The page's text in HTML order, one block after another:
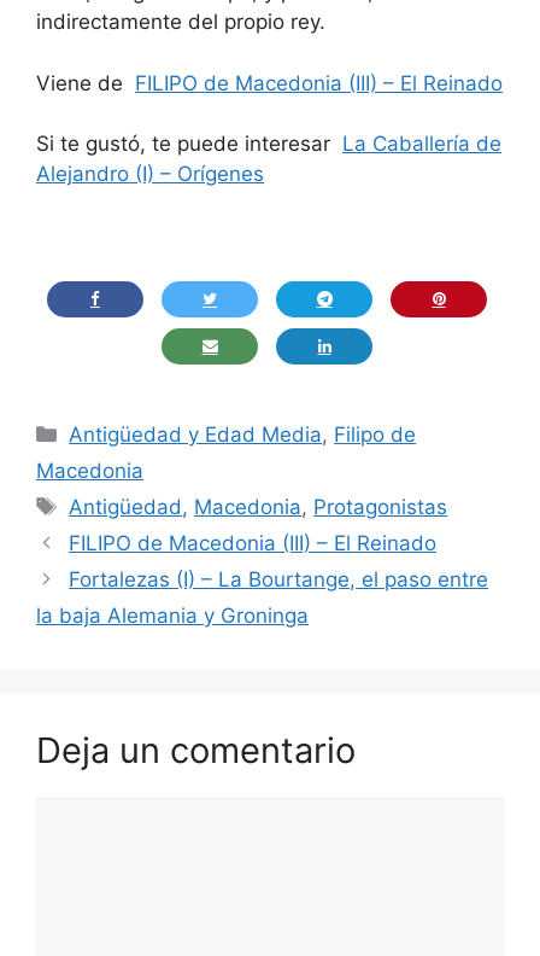
indirectamente del propio rey.
Viene de FILIPO de Macedonia (III) – El Reinado
Si te gustó, te puede interesar La Caballería de
Alejandro (I) – Orígenes
Categorías
Antigüedad y Edad Media, Filipo de
Macedonia
Etiquetas
Antigüedad, Macedonia, Protagonistas
FILIPO de Macedonia (III) – El Reinado
Fortalezas (I) – La Bourtange, el paso entre
la baja Alemania y Groninga
Deja un comentario